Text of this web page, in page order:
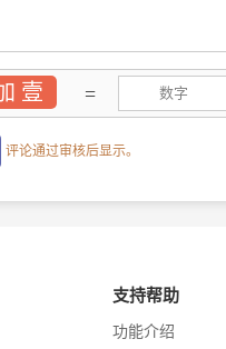
壹 =
评论通过审核后显示。
支持帮助
功能介绍